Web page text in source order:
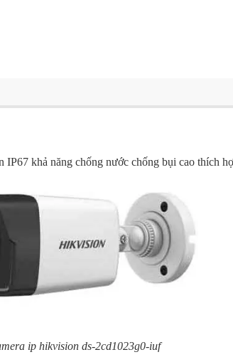
IP67 khả năng chống nước chống bụi cao thích
ip hikvision ds-2cd1023g0-iuf